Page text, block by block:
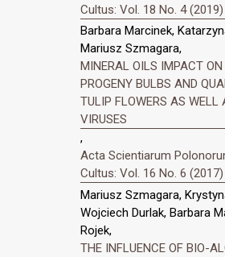
Cultus: Vol. 18 No. 4 (2019)
Barbara Marcinek,
Mariusz Szmagara,
MINERAL OILS IMPACT ON
PROGENY BULBS AND
TULIP FLOWERS AS WELL
VIRUSES
,
Acta Scientiarum
Cultus: Vol. 16 No. 6 (2017)
Mariusz Szmagara,
Wojciech Durlak, Barbara
Rojek,
THE INFLUENCE OF BIO-